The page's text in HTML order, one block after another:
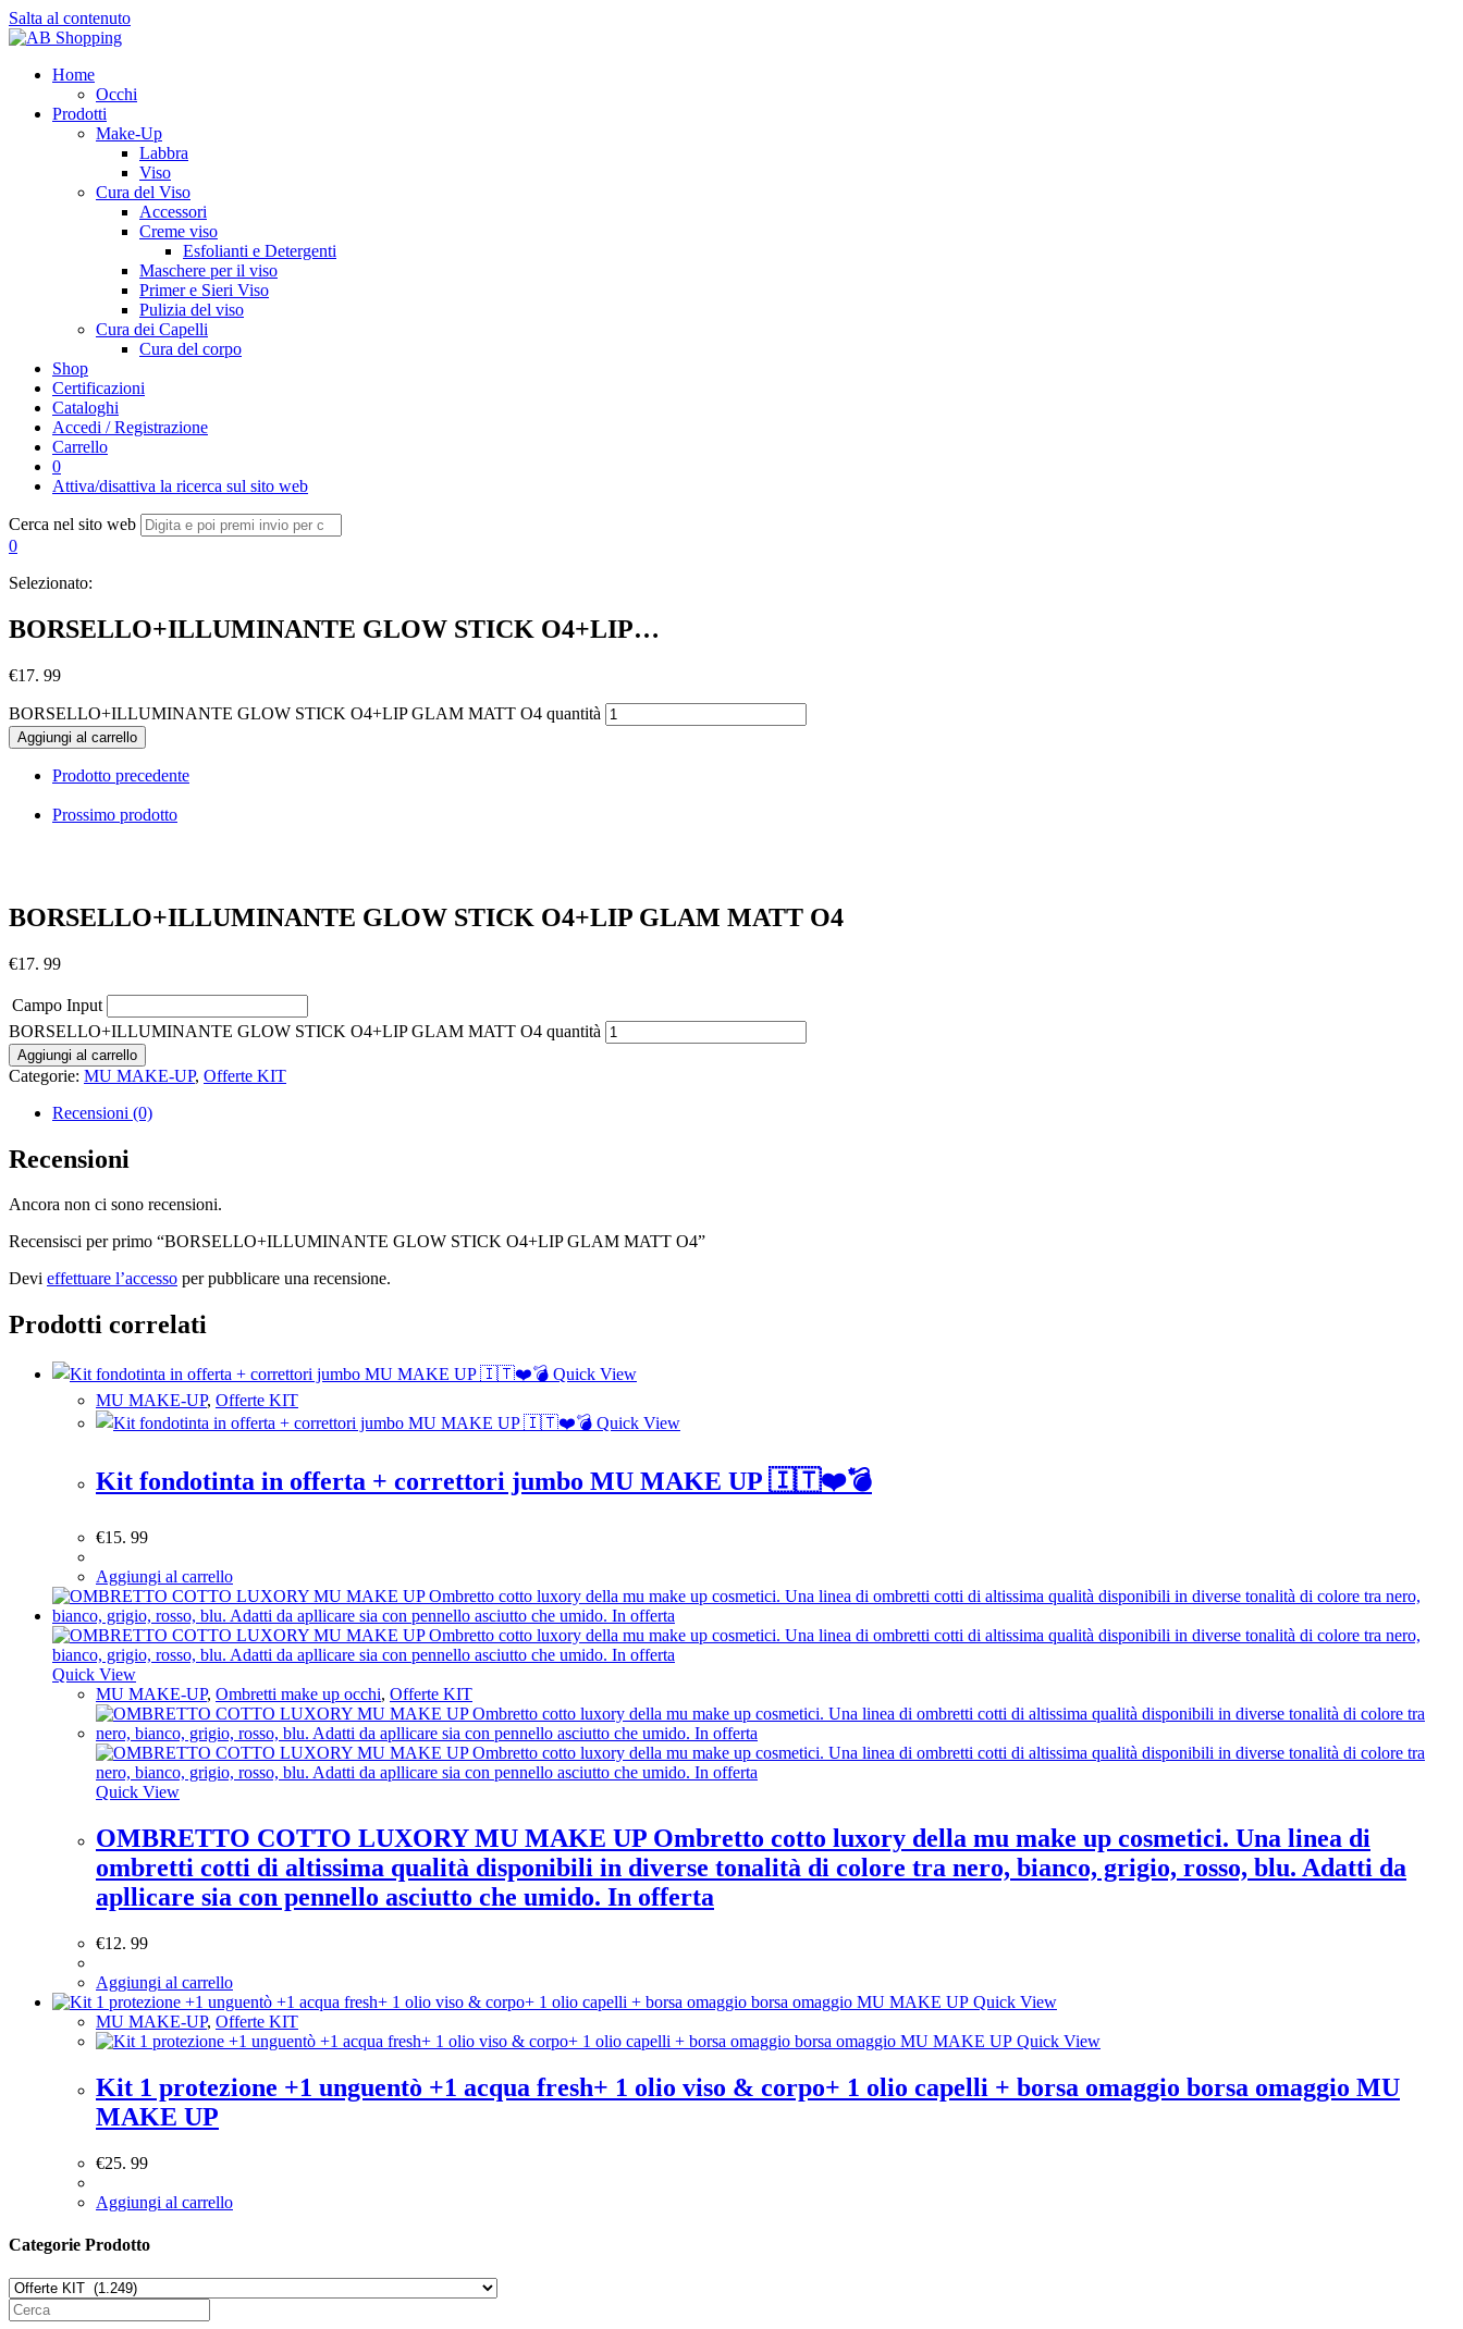
Salta al contenuto
Home
Occhi
Prodotti
Make-Up
Labbra
Viso
Cura del Viso
Accessori
Creme viso
Esfolianti e Detergenti
Maschere per il viso
Primer e Sieri Viso
Pulizia del viso
Cura dei Capelli
Cura del corpo
Shop
Certificazioni
Cataloghi
Accedi / Registrazione
Carrello
0
Attiva/disattiva la ricerca sul sito web
Cerca nel sito web
0
Selezionato:
BORSELLO+ILLUMINANTE GLOW STICK O4+LIP…
€17. 99
BORSELLO+ILLUMINANTE GLOW STICK O4+LIP GLAM MATT O4 quantità
Aggiungi al carrello
Prodotto precedente
Prossimo prodotto
BORSELLO+ILLUMINANTE GLOW STICK O4+LIP GLAM MATT O4
€17. 99
Campo Input
BORSELLO+ILLUMINANTE GLOW STICK O4+LIP GLAM MATT O4 quantità
Aggiungi al carrello
Categorie: MU MAKE-UP, Offerte KIT
Recensioni (0)
Recensioni
Ancora non ci sono recensioni.
Recensisci per primo “BORSELLO+ILLUMINANTE GLOW STICK O4+LIP GLAM MATT O4”
Devi effettuare l’accesso per pubblicare una recensione.
Prodotti correlati
Quick View
MU MAKE-UP, Offerte KIT
Quick View
Kit fondotinta in offerta + correttori jumbo MU MAKE UP 🇮🇹❤️💣
€15. 99
Aggiungi al carrello
Quick View
MU MAKE-UP, Ombretti make up occhi, Offerte KIT
Quick View
OMBRETTO COTTO LUXORY MU MAKE UP Ombretto cotto luxory della mu make up cosmetici. Una linea di
ombretti cotti di altissima qualità disponibili in diverse tonalità di colore tra nero, bianco, grigio, rosso, blu. Adatti da
apllicare sia con pennello asciutto che umido. In offerta
€12. 99
Aggiungi al carrello
Quick View
MU MAKE-UP, Offerte KIT
Quick View
Kit 1 protezione +1 unguentò +1 acqua fresh+ 1 olio viso & corpo+ 1 olio capelli + borsa omaggio borsa omaggio MU
MAKE UP
€25. 99
Aggiungi al carrello
Categorie Prodotto